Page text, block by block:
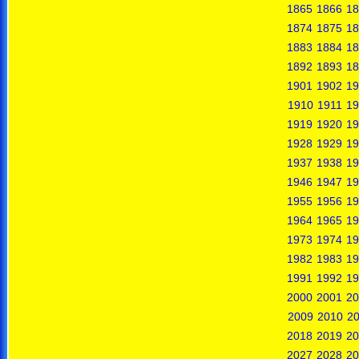
1865 1866
1874 1875
1883 1884
1892 1893
1901 1902
1910 1911
1919 1920
1928 1929
1937 1938
1946 1947
1955 1956
1964 1965
1973 1974
1982 1983
1991 1992
2000 2001
2009 2010
2018 2019
2027 2028